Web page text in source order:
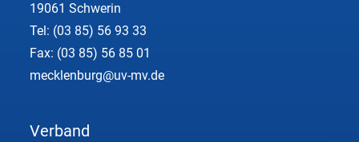
19061 Schwerin
Tel: (03 85) 56 93 33
Fax: (03 85) 56 85 01
mecklenburg@uv-mv.de
Verband